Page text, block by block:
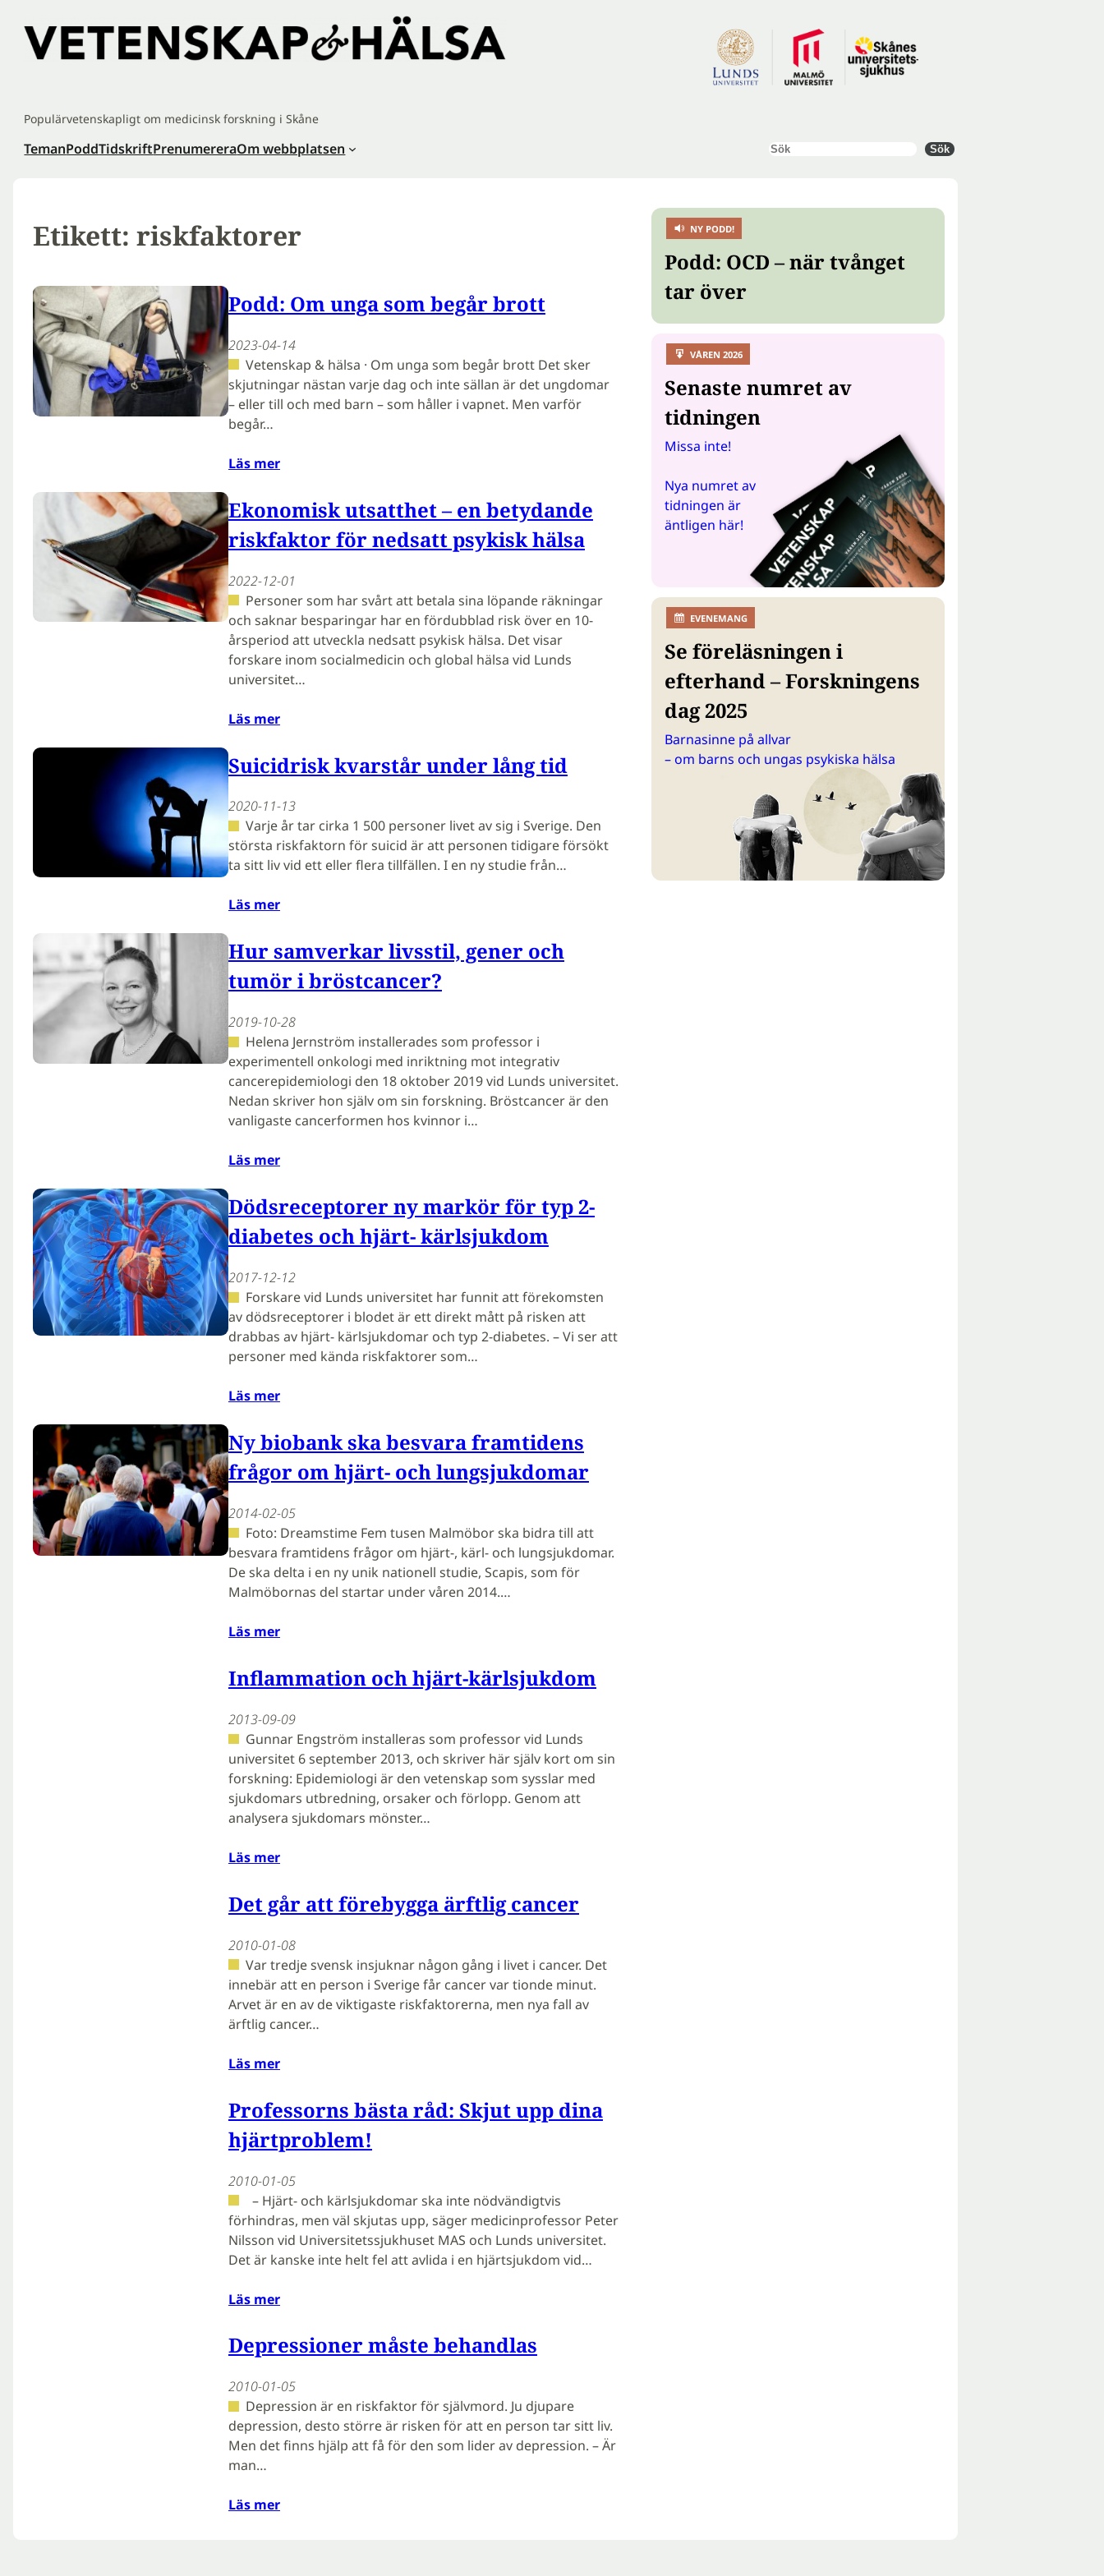
innehåll
Populärvetenskapligt om medicinsk forskning i Skåne
TemanPoddTidskriftPrenumereraOm webbplatsen Sök Sök
Etikett: riskfaktorer
Podd: Om unga som begår brott
2023-04-14
Vetenskap & hälsa · Om unga som begår brott Det sker
skjutningar nästan varje dag och inte sällan är det ungdomar
– eller till och med barn – som håller i vapnet. Men varför
begår…
Läs mer
Ekonomisk utsatthet – en betydande
riskfaktor för nedsatt psykisk hälsa
2022-12-01
Personer som har svårt att betala sina löpande räkningar
och saknar besparingar har en fördubblad risk över en 10-
årsperiod att utveckla nedsatt psykisk hälsa. Det visar
forskare inom socialmedicin och global hälsa vid Lunds
universitet…
Läs mer
Suicidrisk kvarstår under lång tid
2020-11-13
Varje år tar cirka 1 500 personer livet av sig i Sverige. Den
största riskfaktorn för suicid är att personen tidigare försökt
ta sitt liv vid ett eller flera tillfällen. I en ny studie från…
Läs mer
Hur samverkar livsstil, gener och
tumör i bröstcancer?
2019-10-28
Helena Jernström installerades som professor i
experimentell onkologi med inriktning mot integrativ
cancerepidemiologi den 18 oktober 2019 vid Lunds universitet.
Nedan skriver hon själv om sin forskning. Bröstcancer är den
vanligaste cancerformen hos kvinnor i…
Läs mer
Dödsreceptorer ny markör för typ 2-
diabetes och hjärt- kärlsjukdom
2017-12-12
Forskare vid Lunds universitet har funnit att förekomsten
av dödsreceptorer i blodet är ett direkt mått på risken att
drabbas av hjärt- kärlsjukdomar och typ 2-diabetes. – Vi ser att
personer med kända riskfaktorer som…
Läs mer
Ny biobank ska besvara framtidens
frågor om hjärt- och lungsjukdomar
2014-02-05
Foto: Dreamstime Fem tusen Malmöbor ska bidra till att
besvara framtidens frågor om hjärt-, kärl- och lungsjukdomar.
De ska delta i en ny unik nationell studie, Scapis, som för
Malmöbornas del startar under våren 2014.…
Läs mer
Inflammation och hjärt-kärlsjukdom
2013-09-09
Gunnar Engström installeras som professor vid Lunds
universitet 6 september 2013, och skriver här själv kort om sin
forskning: Epidemiologi är den vetenskap som sysslar med
sjukdomars utbredning, orsaker och förlopp. Genom att
analysera sjukdomars mönster…
Läs mer
Det går att förebygga ärftlig cancer
2010-01-08
Var tredje svensk insjuknar någon gång i livet i cancer. Det
innebär att en person i Sverige får cancer var tionde minut.
Arvet är en av de viktigaste riskfaktorerna, men nya fall av
ärftlig cancer…
Läs mer
Professorns bästa råd: Skjut upp dina
hjärtproblem!
2010-01-05
– Hjärt- och kärlsjukdomar ska inte nödvändigtvis
förhindras, men väl skjutas upp, säger medicinprofessor Peter
Nilsson vid Universitetssjukhuset MAS och Lunds universitet.
Det är kanske inte helt fel att avlida i en hjärtsjukdom vid…
Läs mer
Depressioner måste behandlas
2010-01-05
Depression är en riskfaktor för självmord. Ju djupare
depression, desto större är risken för att en person tar sitt liv.
Men det finns hjälp att få för den som lider av depression. – Är
man…
Läs mer
NY PODD!
Podd: OCD – när tvånget
tar över
VÅREN 2026
Senaste numret av
tidningen
Missa inte!
Nya numret av
tidningen är
äntligen här!
EVENEMANG
Se föreläsningen i
efterhand – Forskningens
dag 2025
Barnasinne på allvar
– om barns och ungas psykiska hälsa